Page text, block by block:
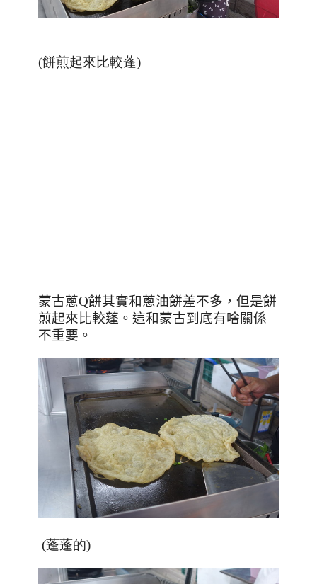
(餅煎起來比較蓬)
蒙古蔥Q餅其實和蔥油餅差不多，但是餅
煎起來比較蓬。這和蒙古到底有啥關係
不重要。
(蓬蓬的)